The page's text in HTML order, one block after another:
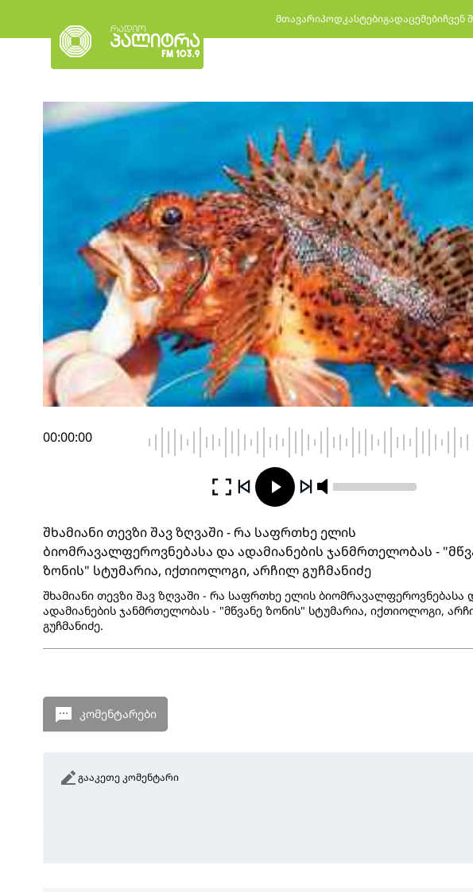
მთავარიპოდკასტებიგადაცემებიჩვენ
00:00:00
შხამიანი თევზი შავ ზღვაში - რა საფრთხე ელის
ბიომრავალფეროვნებასა და ადამიანების ჯანმრთელობას -
ზონის" სტუმარია, იქთიოლოგი, არჩილ გუჩმანიძე
შხამიანი თევზი შავ ზღვაში - რა საფრთხე ელის ბიომრავალფეროვნებასა
ადამიანების ჯანმრთელობას - "მწვანე ზონის" სტუმარია, იქთიოლოგი,
გუჩმანიძე.
კომენტარები
გააკეთე კომენტარი